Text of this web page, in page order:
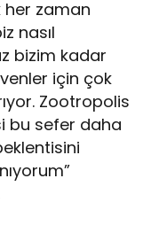
her zaman
nasıl
bizim kadar
için çok
Zootropolis
bu sefer daha